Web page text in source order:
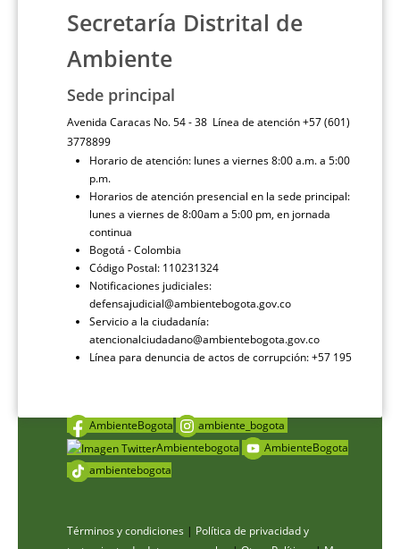
Secretaría Distrital de
Ambiente
Sede principal
Avenida Caracas No. 54 - 38 Línea de atención +57 (601)
3778899
Horario de atención: lunes a viernes 8:00 a.m. a 5:00
p.m.
Horarios de atención presencial en la sede principal:
lunes a viernes de 8:00am a 5:00 pm, en jornada
continua
Bogotá - Colombia
Código Postal: 110231324
Notificaciones judiciales:
defensajudicial@ambientebogota.gov.co
Servicio a la ciudadanía:
atencionalciudadano@ambientebogota.gov.co
Línea para denuncia de actos de corrupción: +57 195
AmbienteBogota
ambiente_bogota
Ambientebogota
AmbienteBogota
ambientebogota
Términos y condiciones | Política de privacidad y